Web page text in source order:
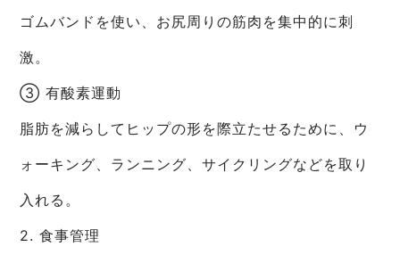
ゴムバンドを使い、お尻周りの筋肉を集中的に刺
激。
③ 有酸素運動
脂肪を減らしてヒップの形を際立たせるために、ウ
ォーキング、ランニング、サイクリングなどを取り
入れる。
2. 食事管理